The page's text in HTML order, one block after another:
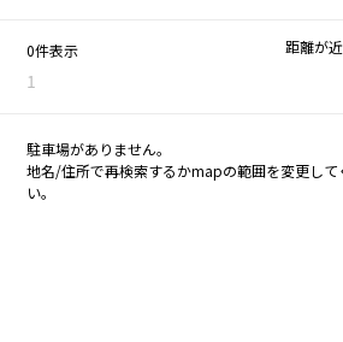
0件表示
1
距離が
駐車場がありません。
地名/住所で再検索するかmapの範囲を変更して
い。